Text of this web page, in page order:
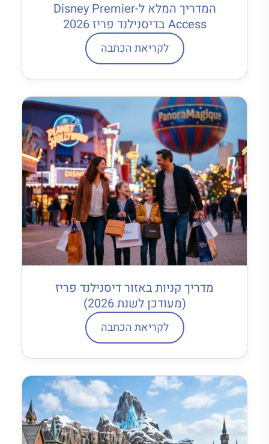
המדריך המלא ל-Disney Premier
Access בדיסנילנד פריז 2026
לקריאת הכתבה
מדריך קניות באזור דיסנילנד פריז
(מעודכן לשנת 2026)
לקריאת הכתבה